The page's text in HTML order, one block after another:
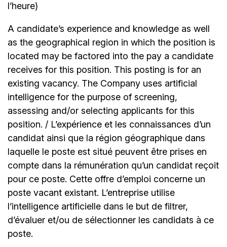
l’heure)
A candidate’s experience and knowledge as well
as the geographical region in which the position is
located may be factored into the pay a candidate
receives for this position. This posting is for an
existing vacancy. The Company uses artificial
intelligence for the purpose of screening,
assessing and/or selecting applicants for this
position. / L’expérience et les connaissances d’un
candidat ainsi que la région géographique dans
laquelle le poste est situé peuvent être prises en
compte dans la rémunération qu’un candidat reçoit
pour ce poste. Cette offre d’emploi concerne un
poste vacant existant. L’entreprise utilise
l’intelligence artificielle dans le but de filtrer,
d’évaluer et/ou de sélectionner les candidats à ce
poste.